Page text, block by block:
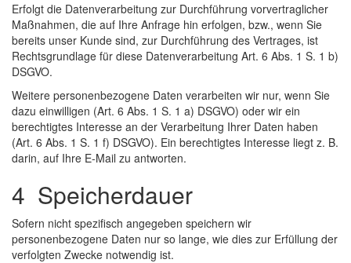
Erfolgt die Datenverarbeitung zur Durchführung vorvertraglicher
Maßnahmen, die auf Ihre Anfrage hin erfolgen, bzw., wenn Sie
bereits unser Kunde sind, zur Durchführung des Vertrages, ist
Rechtsgrundlage für diese Datenverarbeitung Art. 6 Abs. 1 S. 1 b)
DSGVO.
Weitere personenbezogene Daten verarbeiten wir nur, wenn Sie
dazu einwilligen (Art. 6 Abs. 1 S. 1 a) DSGVO) oder wir ein
berechtigtes Interesse an der Verarbeitung Ihrer Daten haben
(Art. 6 Abs. 1 S. 1 f) DSGVO). Ein berechtigtes Interesse liegt z. B.
darin, auf Ihre E-Mail zu antworten.
4 Speicherdauer
Sofern nicht spezifisch angegeben speichern wir
personenbezogene Daten nur so lange, wie dies zur Erfüllung der
verfolgten Zwecke notwendig ist.